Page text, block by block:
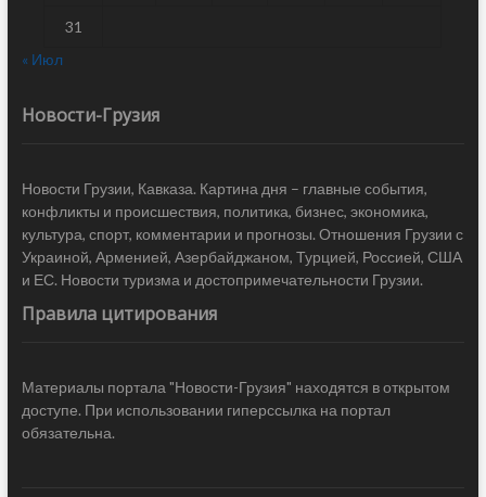
31
« Июл
Новости-Грузия
Новости Грузии, Кавказа. Картина дня – главные события,
конфликты и происшествия, политика, бизнес, экономика,
культура, спорт, комментарии и прогнозы. Отношения Грузии с
Украиной, Арменией, Азербайджаном, Турцией, Россией, США
и ЕС. Новости туризма и достопримечательности Грузии.
Правила цитирования
Материалы портала "Новости-Грузия" находятся в открытом
доступе. При использовании гиперссылка на портал
обязательна.